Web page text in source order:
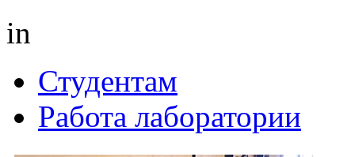
in
Студентам
Работа лаборатории